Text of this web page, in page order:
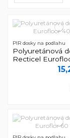
PIR dosky na podlahu
Polyuretánová
Recticel